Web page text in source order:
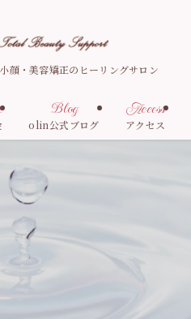
顔・美容矯正のヒーリングサロン
Blog
olin公式ブログ
Access
アクセス